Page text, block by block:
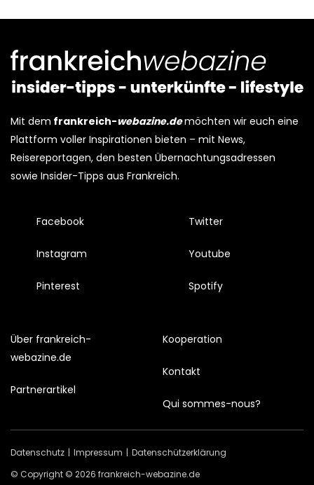
Mit dem frankreich-webazine.demöchten wir euch eine
Plattform voller Inspirationen bieten – mit News,
Reisereportagen, den besten Übernachtungsadressen
sowie Insider-Tipps aus Frankreich.
Facebook
Instagram
Pinterest
Twitter
Youtube
Spotify
Über frankreich-
webazine.de
Partnerartikel
Kooperation
Kontakt
Qui sommes-nous?
© Copyright © 2026 frankreich-webazine.de
Datenschutz Impressum Datenschützerklärung